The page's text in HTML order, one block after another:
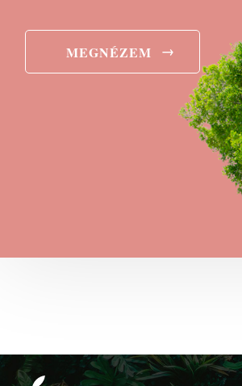
MEGNÉZEM →